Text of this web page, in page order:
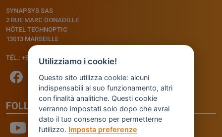
SYNAPSYS SAS
2 RUE MARC DONADILLE
HÔTEL TECHNOPTIC
13013 MARSEILLE
TÉL.: +33.4.91.11.75.75
FOLLOW US
Utilizziamo i cookie!
Questo sito utilizza cookie: alcuni
indispensabili al suo funzionamento, altri
con finalità analitiche. Questi cookie
verranno impostati solo dopo che avrai
dato il tuo consenso per permetterne
l’utilizzo. Imposta preferenze